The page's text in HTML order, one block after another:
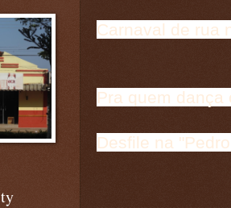
Carnaval de rua
Pra quem dança
Desfile na